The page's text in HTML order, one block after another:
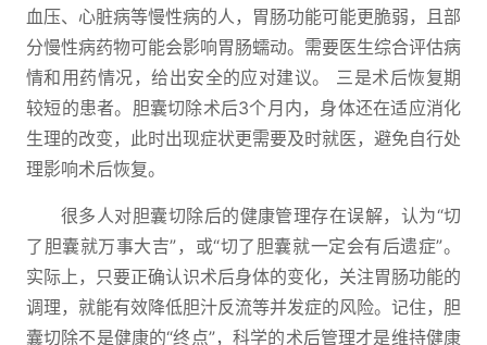
血压、心脏病等慢性病的人，胃肠功能可能更脆弱，且部
分慢性病药物可能会影响胃肠蠕动。需要医生综合评估病
情和用药情况，给出安全的应对建议。 三是术后恢复期
较短的患者。胆囊切除术后3个月内，身体还在适应消化
生理的改变，此时出现症状更需要及时就医，避免自行处
理影响术后恢复。
很多人对胆囊切除后的健康管理存在误解，认为“切
了胆囊就万事大吉”，或“切了胆囊就一定会有后遗症”。
实际上，只要正确认识术后身体的变化，关注胃肠功能的
调理，就能有效降低胆汁反流等并发症的风险。记住，胆
囊切除不是健康的“终点”，科学的术后管理才是维持健康